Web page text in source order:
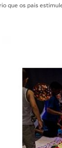
que os pais